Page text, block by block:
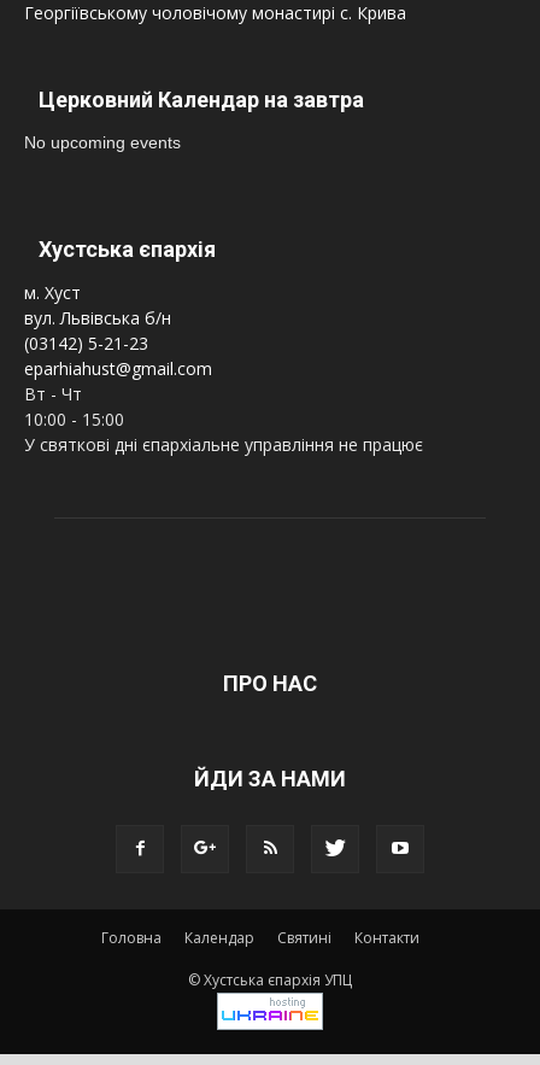
Георгіївському чоловічому монастирі с. Крива
Церковний Календар на завтра
No upcoming events
Хустська єпархія
м. Хуст
вул. Львівська б/н
(03142) 5-21-23
eparhiahust@gmail.com
Вт - Чт
10:00 - 15:00
У святкові дні єпархіальне управління не працює
ПРО НАС
ЙДИ ЗА НАМИ
Головна Календар Святині Контакти
© Хустська єпархія УПЦ